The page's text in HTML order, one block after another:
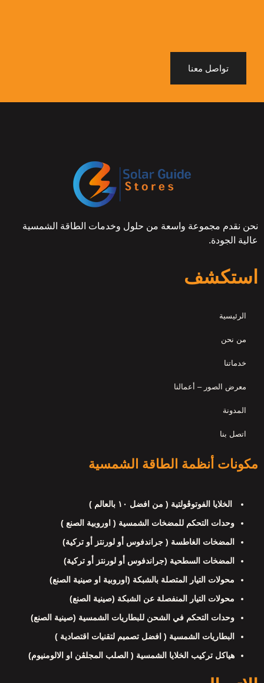
تواصل معنا
نحن نقدم مجموعة واسعة من حلول وخدمات الطاقة الشمسية
عالية الجودة.
استكشف
الرئيسية
من نحن
خدماتنا
معرض الصور – أعمالنا
المدونة
اتصل بنا
مكونات أنظمة الطاقة الشمسية
الخلايا الفوتوڤولتية ( من افضل ١٠ بالعالم )
وحدات التحكم للمضخات الشمسية ( اوروبية الصنع )
المضخات الغاطسة ( جراندفوس أو لورنتز أو تركية)
المضخات السطحية (جراندفوس أو لورنتز أو تركية)
محولات التيار المتصلة بالشبكة (اوروبية او صينية الصنع)
محولات التيار المنفصلة عن الشبكة (صينية الصنع)
وحدات التحكم في الشحن للبطاريات الشمسية (صينية الصنع)
البطاريات الشمسية ( افضل تصميم لتقنيات اقتصادية )
هياكل تركيب الخلايا الشمسية ( الصلب المجلڤن او الالومنيوم)